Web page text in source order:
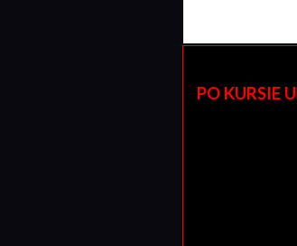
PO KURSIE